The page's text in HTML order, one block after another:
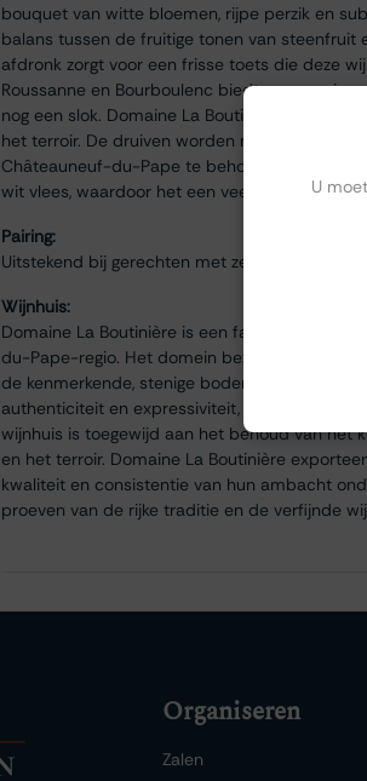
bouquet van witte bloemen, rijpe perzik en
balans tussen de fruitige tonen van steenfruit
afdronk zorgt voor een frisse toets die deze
Roussanne en Bourboulenc biedt een mooi
nog een slok. Domaine La Boutinière staat
het terroir. De druiven worden met zorg
Châteauneuf-du-Pape te behouden. Deze
wit vlees, waardoor het een veelzijdige keuze
Pairing:
Uitstekend bij gerechten met zeevruchten,
Wijnhuis:
Domaine La Boutinière is een familiebedrijf
du-Pape-regio. Het domein bezit circa 10
de kenmerkende, stenige bodem van de
authenticiteit en expressiviteit, mede dankzij
wijnhuis is toegewijd aan het behoud van het
en het terroir. Domaine La Boutinière
kwaliteit en consistentie van hun ambacht
proeven van de rijke traditie en de verfijnde
Organiseren
Zalen
U